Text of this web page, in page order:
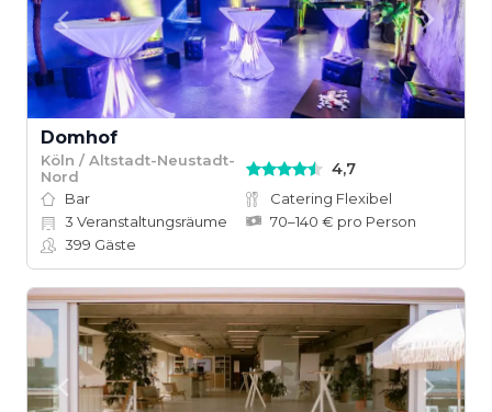
Domhof
Köln / Altstadt-Neustadt-
Nord
4,7
Bar
Catering Flexibel
3 Veranstaltungsräume
70–140 € pro Person
399 Gäste